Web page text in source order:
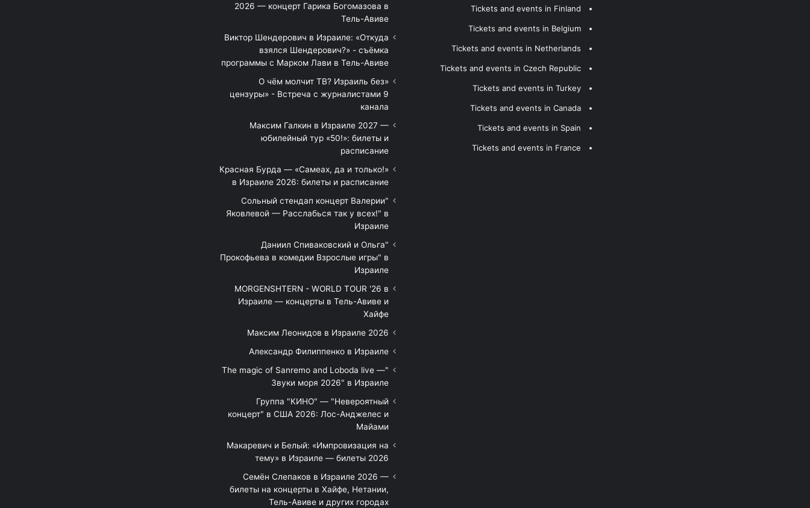
Tickets and events in Finland
Tickets and events in Belgium
Tickets and events in Netherlands
Tickets and events in Czech Republic
Tickets and events in Turkey
Tickets and events in Canada
Tickets and events in Spain
Tickets and events in France
2026 — концерт Гарика Богомазова в
Тель-Авиве
Виктор Шендерович в Израиле: «Откуда
взялся Шендерович?» - съёмка
программы с Марком Лави в Тель-Авиве
«О чём молчит ТВ? Израиль без
цензуры» - Встреча с журналистами 9
канала
Максим Галкин в Израиле 2027 —
юбилейный тур «50!»: билеты и
расписание
Красная Бурда — «Самеах, да и только!»
в Израиле 2026: билеты и расписание
"Сольный стендап концерт Валерии
Яковлевой — Расслабься так у всех!" в
Израиле
"Даниил Спиваковский и Ольга
Прокофьева в комедии Взрослые игры" в
Израиле
MORGENSHTERN - WORLD TOUR '26 в
Израиле — концерты в Тель-Авиве и
Хайфе
Максим Леонидов в Израиле 2026
Александр Филиппенко в Израиле
"The magic of Sanremo and Loboda live —
Звуки моря 2026" в Израиле
Группа "КИНО" — "Невероятный
концерт" в США 2026: Лос-Анджелес и
Майами
Макаревич и Белый: «Импровизация на
тему» в Израиле — билеты 2026
Семён Слепаков в Израиле 2026 —
билеты на концерты в Хайфе, Нетании,
Тель-Авиве и других городах